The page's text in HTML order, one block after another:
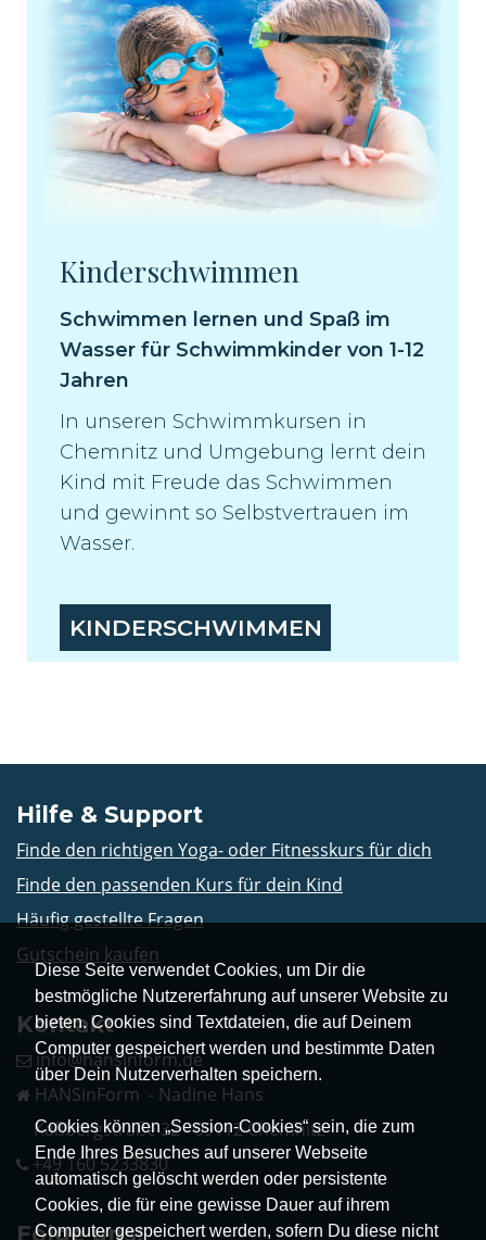
Diese Seite verwendet Cookies, um Dir die
bestmögliche Nutzererfahrung auf unserer Website zu
bieten. Cookies sind Textdateien, die auf Deinem
Computer gespeichert werden und bestimmte Daten
über Dein Nutzerverhalten speichern.
Cookies können „Session-Cookies“ sein, die zum
Ende Ihres Besuches auf unserer Webseite
automatisch gelöscht werden oder persistente
Cookies, die für eine gewisse Dauer auf ihrem
Computer gespeichert werden, sofern Du diese nicht
Kinderschwimmen
Schwimmen lernen und Spaß im
Wasser für Schwimmkinder von 1-12
Jahren
In unseren Schwimmkursen in
Chemnitz und Umgebung lernt dein
Kind mit Freude das Schwimmen
und gewinnt so Selbstvertrauen im
Wasser.
KINDERSCHWIMMEN
Hilfe & Support
Finde den richtigen Yoga- oder Fitnesskurs für dich
Finde den passenden Kurs für dein Kind
Häufig gestellte Fragen
Gutschein kaufen
Kontakt
info@hansinform.de
HANSinForm - Nadine Hans
Kaßbergstraße 32 - 09112 Chemnitz
+49 160 5233830
Folge uns!